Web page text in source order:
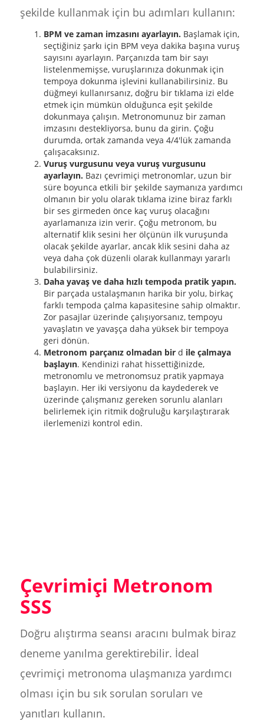
şekilde kullanmak için bu adımları kullanın:
BPM ve zaman imzasını ayarlayın. Başlamak için,
seçtiğiniz şarkı için BPM veya dakika başına vuruş
sayısını ayarlayın. Parçanızda tam bir sayı
listelenmemişse, vuruşlarınıza dokunmak için
tempoya dokunma işlevini kullanabilirsiniz. Bu
düğmeyi kullanırsanız, doğru bir tıklama izi elde
etmek için mümkün olduğunca eşit şekilde
dokunmaya çalışın. Metronomunuz bir zaman
imzasını destekliyorsa, bunu da girin. Çoğu
durumda, ortak zamanda veya 4/4'lük zamanda
çalışacaksınız.
Vuruş vurgusunu veya vuruş vurgusunu
ayarlayın. Bazı çevrimiçi metronomlar, uzun bir
süre boyunca etkili bir şekilde saymanıza yardımcı
olmanın bir yolu olarak tıklama izine biraz farklı
bir ses girmeden önce kaç vuruş olacağını
ayarlamanıza izin verir. Çoğu metronom, bu
alternatif klik sesini her ölçünün ilk vuruşunda
olacak şekilde ayarlar, ancak klik sesini daha az
veya daha çok düzenli olarak kullanmayı yararlı
bulabilirsiniz.
Daha yavaş ve daha hızlı tempoda pratik yapın.
Bir parçada ustalaşmanın harika bir yolu, birkaç
farklı tempoda çalma kapasitesine sahip olmaktır.
Zor pasajlar üzerinde çalışıyorsanız, tempoyu
yavaşlatın ve yavaşça daha yüksek bir tempoya
geri dönün.
Metronom parçanız olmadan bird ile çalmaya
başlayın. Kendinizi rahat hissettiğinizde,
metronomlu ve metronomsuz pratik yapmaya
başlayın. Her iki versiyonu da kaydederek ve
üzerinde çalışmanız gereken sorunlu alanları
belirlemek için ritmik doğruluğu karşılaştırarak
ilerlemenizi kontrol edin.
Çevrimiçi Metronom
SSS
Doğru alıştırma seansı aracını bulmak biraz
deneme yanılma gerektirebilir. İdeal
çevrimiçi metronoma ulaşmanıza yardımcı
olması için bu sık sorulan soruları ve
yanıtları kullanın.